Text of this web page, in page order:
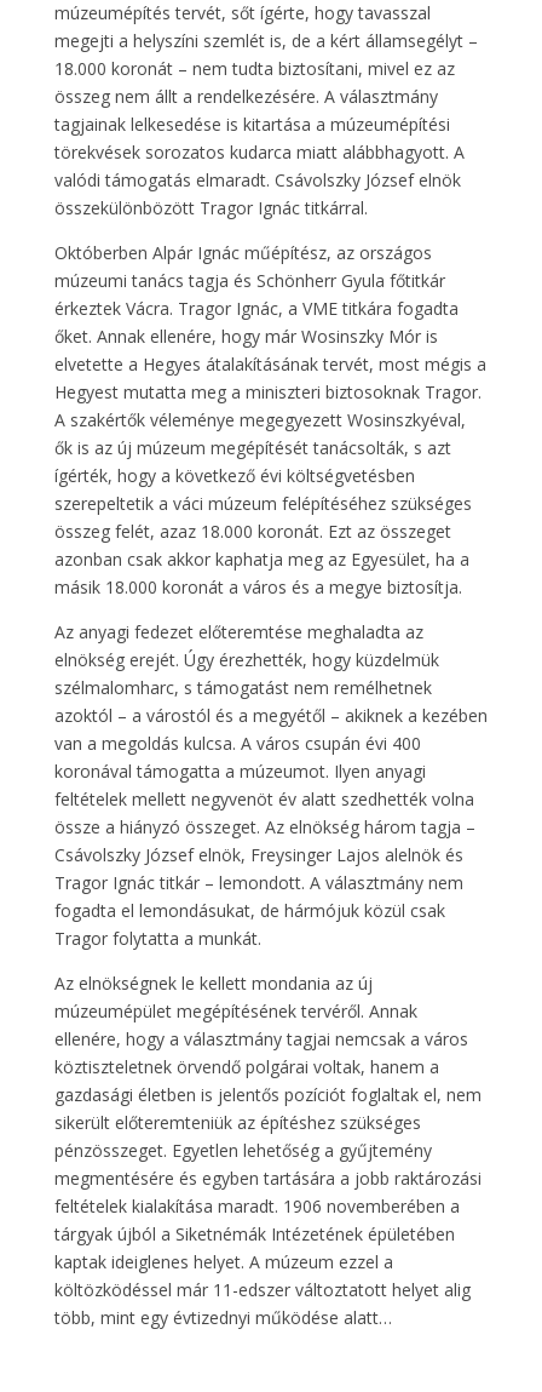
múzeumépítés tervét, sőt ígérte, hogy tavasszal
megejti a helyszíni szemlét is, de a kért államsegélyt –
18.000 koronát – nem tudta biztosítani, mivel ez az
összeg nem állt a rendelkezésére. A választmány
tagjainak lelkesedése is kitartása a múzeumépítési
törekvések sorozatos kudarca miatt alábbhagyott. A
valódi támogatás elmaradt. Csávolszky József elnök
összekülönbözött Tragor Ignác titkárral.
Októberben Alpár Ignác műépítész, az országos
múzeumi tanács tagja és Schönherr Gyula főtitkár
érkeztek Vácra. Tragor Ignác, a VME titkára fogadta
őket. Annak ellenére, hogy már Wosinszky Mór is
elvetette a Hegyes átalakításának tervét, most mégis a
Hegyest mutatta meg a miniszteri biztosoknak Tragor.
A szakértők véleménye megegyezett Wosinszkyéval,
ők is az új múzeum megépítését tanácsolták, s azt
ígérték, hogy a következő évi költségvetésben
szerepeltetik a váci múzeum felépítéséhez szükséges
összeg felét, azaz 18.000 koronát. Ezt az összeget
azonban csak akkor kaphatja meg az Egyesület, ha a
másik 18.000 koronát a város és a megye biztosítja.
Az anyagi fedezet előteremtése meghaladta az
elnökség erejét. Úgy érezhették, hogy küzdelmük
szélmalomharc, s támogatást nem remélhetnek
azoktól – a várostól és a megyétől – akiknek a kezében
van a megoldás kulcsa. A város csupán évi 400
koronával támogatta a múzeumot. Ilyen anyagi
feltételek mellett negyvenöt év alatt szedhették volna
össze a hiányzó összeget. Az elnökség három tagja –
Csávolszky József elnök, Freysinger Lajos alelnök és
Tragor Ignác titkár – lemondott. A választmány nem
fogadta el lemondásukat, de hármójuk közül csak
Tragor folytatta a munkát.
Az elnökségnek le kellett mondania az új
múzeumépület megépítésének tervéről. Annak
ellenére, hogy a választmány tagjai nemcsak a város
köztiszteletnek örvendő polgárai voltak, hanem a
gazdasági életben is jelentős pozíciót foglaltak el, nem
sikerült előteremteniük az építéshez szükséges
pénzösszeget. Egyetlen lehetőség a gyűjtemény
megmentésére és egyben tartására a jobb raktározási
feltételek kialakítása maradt. 1906 novemberében a
tárgyak újból a Siketnémák Intézetének épületében
kaptak ideiglenes helyet. A múzeum ezzel a
költözködéssel már 11-edszer változtatott helyet alig
több, mint egy évtizednyi működése alatt…